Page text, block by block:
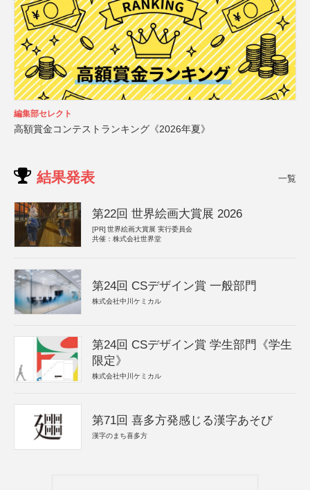
編集部セレクト
高額賞金コンテストランキング《2026年夏》
結果発表 一覧
第22回 世界絵画大賞展 2026
[PR] 世界絵画大賞展 実行委員会
共催：株式会社世界堂
第24回 CSデザイン賞 一般部門
株式会社中川ケミカル
第24回 CSデザイン賞 学生部門《学生
限定》
株式会社中川ケミカル
第71回 喜多方発感じる漢字あそび
漢字のまち喜多方